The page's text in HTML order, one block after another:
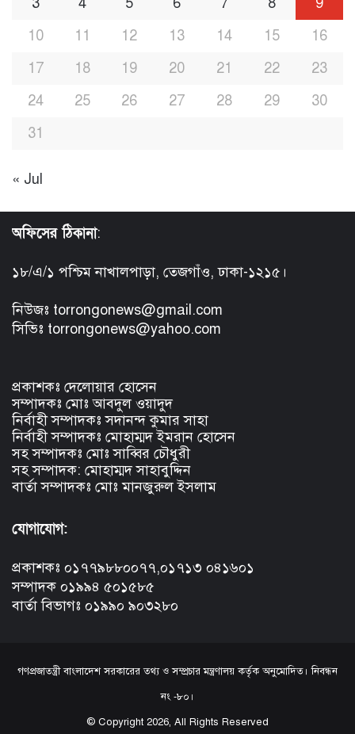
3
4 5 6 7 8
9
10
11 12 13 14 15
16
17
18 19 20 21 22
23
24
25 26 27 28 29
30
31
« Jul
অফিসের ঠিকানা:
১৮/এ/১ পশ্চিম নাখালপাড়া, তেজগাঁও, ঢাকা-১২১৫।
নিউজঃ torrongonews@gmail.com
সিভিঃ torrongonews@yahoo.com
প্রকাশকঃ দেলোয়ার হোসেন
সম্পাদকঃ মোঃ আবদুল ওয়াদুদ
নির্বাহী সম্পাদকঃ সদানন্দ কুমার সাহা
নির্বাহী সম্পাদকঃ মোহাম্মদ ইমরান হোসেন
সহ সম্পাদকঃ মোঃ সাব্বির চৌধুরী
সহ সম্পাদক: মোহাম্মদ সাহাবুদ্দিন
বার্তা সম্পাদকঃ মোঃ মানজুরুল ইসলাম
যোগাযোগ:
প্রকাশকঃ ০১৭৭৯৮৮০০৭৭,০১৭১৩ ০৪১৬০১
সম্পাদক ০১৯৯৪ ৫০১৫৮৫
বার্তা বিভাগঃ ০১৯৯০ ৯০৩২৮০
গণপ্রজাতন্ত্রী বাংলাদেশ সরকারের তথ্য ও সম্প্রচার মন্ত্রণালয় কর্তৃক অনুমোদিত। নিবন্ধন
নং -৮০।
© Copyright 2026, All Rights Reserved